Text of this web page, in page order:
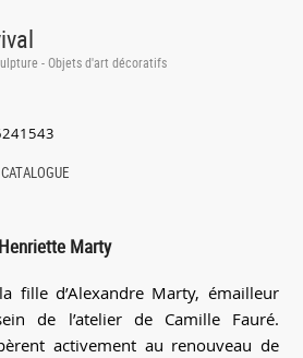
- Objets d'art décoratifs
CATALOGUE
Marty
fille d’Alexandre Marty, émailleur
de l’atelier de Camille Fauré.
activement au renouveau de